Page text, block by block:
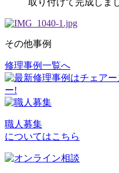
取り付けて完成しま
その他事例
投
稿
ナ
ビ
ゲ
ー
修理事例一覧へ
職人募集
についてはこちら